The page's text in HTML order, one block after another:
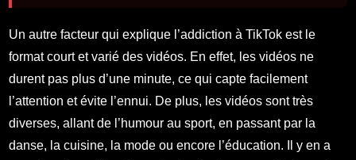
Un autre facteur qui explique l’addiction à TikTok est le
format court et varié des vidéos. En effet, les vidéos ne
durent pas plus d’une minute, ce qui capte facilement
l’attention et évite l’ennui. De plus, les vidéos sont très
diverses, allant de l’humour au sport, en passant par la
danse, la cuisine, la mode ou encore l’éducation. Il y en a